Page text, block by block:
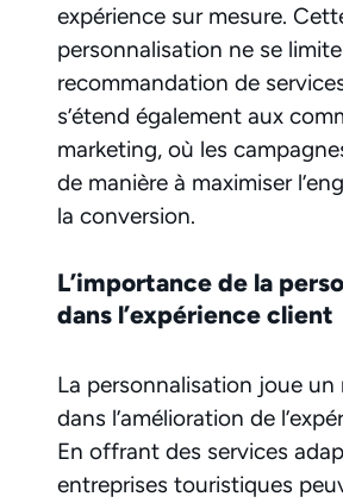
expérience sur mesure.
personnalisation ne se
recommandation de
s’étend également aux
marketing, où les
de manière à maximiser
la conversion.
L’importance de la
dans l’expérience client
La personnalisation joue un
dans l’amélioration de
En offrant des services
entreprises touristiques